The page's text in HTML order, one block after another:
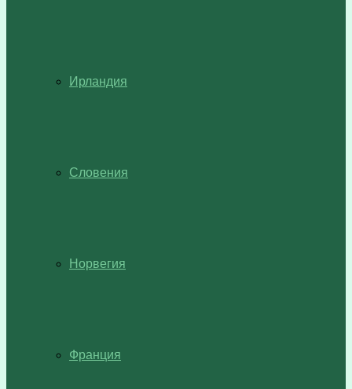
Ирландия
Словения
Норвегия
Франция